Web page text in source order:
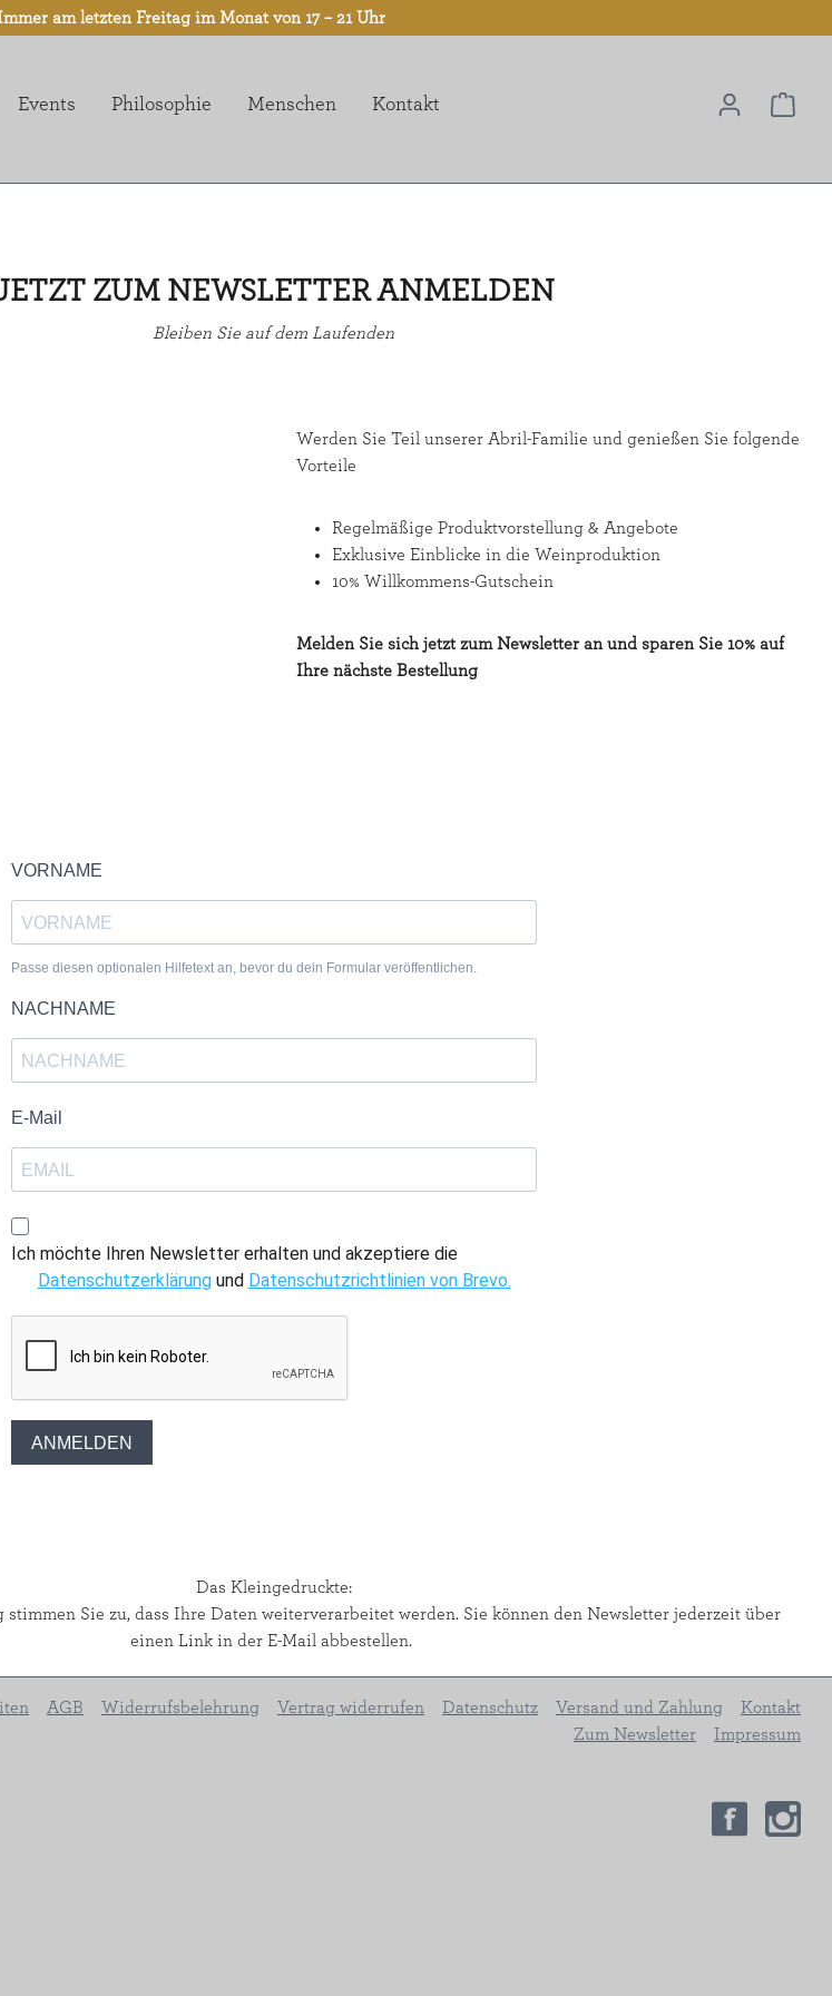
am letzten Freitag im Monat von 17 – 21 Uhr
Events Philosophie Menschen Kontakt
ZUM NEWSLETTER ANMELDEN
Bleiben Sie auf dem Laufenden
Werden Sie Teil unserer Abril-Familie und genießen Sie folgende
Vorteile
Regelmäßige Produktvorstellung & Angebote
Exklusive Einblicke in die Weinproduktion
10% Willkommens-Gutschein
Melden Sie sich jetzt zum Newsletter an und sparen Sie 10% auf
Ihre nächste Bestellung
VORNAME
Passe diesen optionalen Hilfetext an, bevor du dein Formular veröffentlichen.
NACHNAME
E-Mail
Ich möchte Ihren Newsletter erhalten und akzeptiere die
Datenschutzerklärungund Datenschutzrichtlinien von Brevo.
ANMELDEN
Das Kleingedruckte:
Sie zu, dass Ihre Daten weiterverarbeitet werden. Sie können den Newsletter jederzeit über
einen Link in der E-Mail abbestellen.
AGB Widerrufsbelehrung Vertrag widerrufen Datenschutz Versand und Zahlung
Kontakt
Zum Newsletter
Impressum